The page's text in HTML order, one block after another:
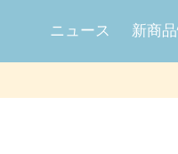
ニュース 新商